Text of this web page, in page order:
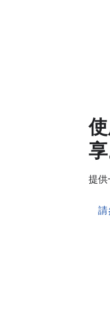
享
提供
請